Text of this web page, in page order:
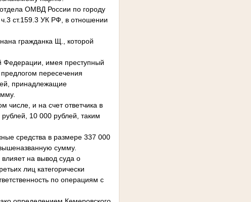
ОМВД России по городу
ст.159.3 УК РФ, в отношении
гражданка Щ., которой
Федерации, имея преступный
пересечения
принадлежащие
числе, и на счет ответчика в
10 000 рублей, таким
средства в размере 337 000
сумму.
на вывод суда о
лиц категорически
по операциям с